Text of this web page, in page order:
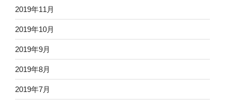
2019年11月
2019年10月
2019年9月
2019年8月
2019年7月